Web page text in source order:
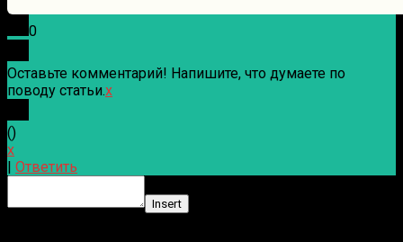
0
Оставьте комментарий! Напишите, что думаете по
поводу статьи.x
()
x
Ответить
Insert